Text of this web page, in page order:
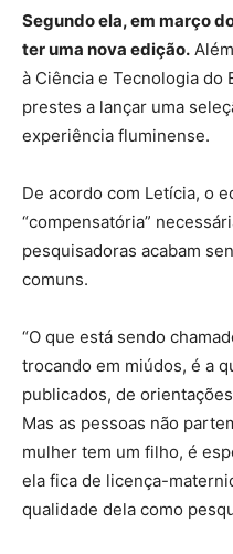
Segundo ela, em março
ter uma nova edição.
à Ciência e Tecnologia do
prestes a lançar uma
experiência fluminense.
De acordo com Letícia, o
“compensatória”
pesquisadoras acabam
comuns.
“O que está sendo
trocando em miúdos, é a
publicados, de
Mas as pessoas não
mulher tem um filho, é
ela fica de licença-
qualidade dela como